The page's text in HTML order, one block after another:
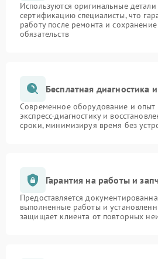
Используются оригинальные
сертификацию специалисты, что
работу после ремонта и
обязательств
Бесплатная диагностика
Современное оборудование и опыт
экспресс-диагностику и
сроки, минимизируя время без
Гарантия на работы и
Предоставляется
выполненные работы и
защищает клиента от повторных